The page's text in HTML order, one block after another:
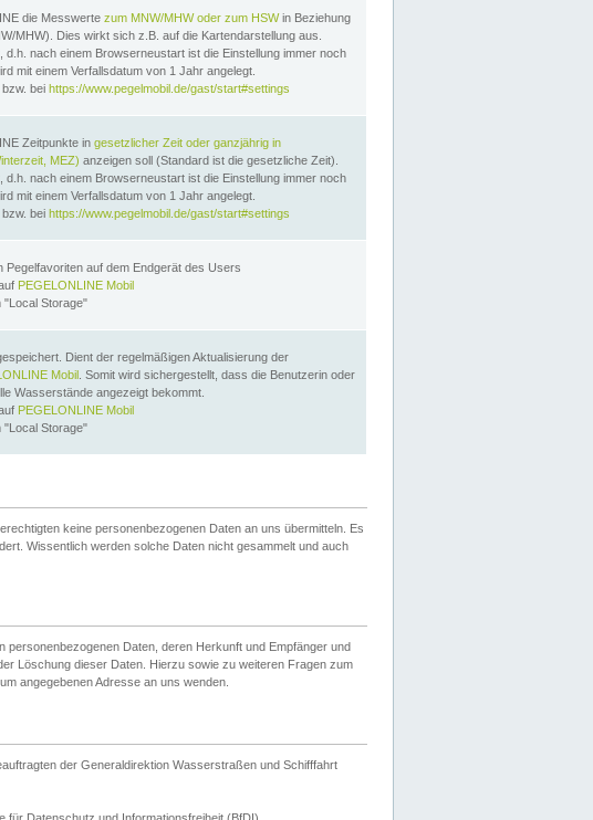
die Messwerte zum MNW/MHW oder zum HSWin Beziehung
MHW). Dies wirkt sich z.B. auf die Kartendarstellung aus.
d.h. nach einem Browserneustart ist die Einstellung immer noch
mit einem Verfallsdatum von 1 Jahr angelegt.
bzw. bei https://www.pegelmobil.de/gast/start#settings
Zeitpunkte in gesetzlicher Zeit oder ganzjährig in
MEZ) anzeigen soll (Standard ist die gesetzliche Zeit).
d.h. nach einem Browserneustart ist die Einstellung immer noch
mit einem Verfallsdatum von 1 Jahr angelegt.
bzw. bei https://www.pegelmobil.de/gast/start#settings
Pegelfavoriten auf dem Endgerät des Users
PEGELONLINE Mobil
"Local Storage"
Dient der regelmäßigen Aktualisierung der
Mobil . Somit wird sichergestellt, dass die Benutzerin oder
Wasserstände angezeigt bekommt.
PEGELONLINE Mobil
"Local Storage"
keine personenbezogenen Daten an uns übermitteln. Es
Wissentlich werden solche Daten nicht gesammelt und auch
personenbezogenen Daten, deren Herkunft und Empfänger und
Löschung dieser Daten. Hierzu sowie zu weiteren Fragen zum
angegebenen Adresse an uns wenden.
der Generaldirektion Wasserstraßen und Schifffahrt